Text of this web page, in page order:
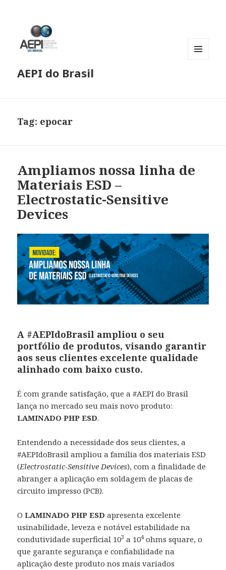
AEPI do Brasil
Tag: epocar
Ampliamos nossa linha de
Materiais ESD –
Electrostatic-Sensitive
Devices
A #AEPIdoBrasil ampliou o seu
portfólio de produtos, visando garantir
aos seus clientes excelente qualidade
alinhado com baixo custo.
É com grande satisfação, que a #AEPI do Brasil
lança no mercado seu mais novo produto:
LAMINADO PHP ESD.
Entendendo a necessidade dos seus clientes, a
#AEPIdoBrasil ampliou a família dos materiais ESD
(Electrostatic-Sensitive Devices), com a finalidade de
abranger a aplicação em soldagem de placas de
circuito impresso (PCB).
OLAMINADO PHP ESD apresenta excelente
usinabilidade, leveza e notável estabilidade na
condutividade superficial 103 a 104ohms square, o
que garante segurança e confiabilidade na
aplicação deste produto nos mais variados